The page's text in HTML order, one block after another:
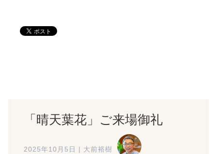
「晴天葉花」ご来場御礼
2025年10月5日 大前裕樹